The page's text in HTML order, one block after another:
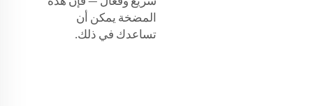
المضخة يمكن أن
تساعدك في ذلك.